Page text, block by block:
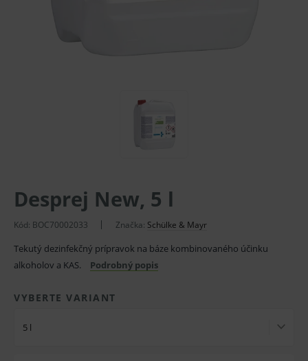
Desprej New, 5 l
Kód: BOC70002033 Značka: Schülke & Mayr
Tekutý dezinfekčný prípravok na báze kombinovaného účinku
alkoholov a KAS.
Podrobný popis
VYBERTE VARIANT
5 l